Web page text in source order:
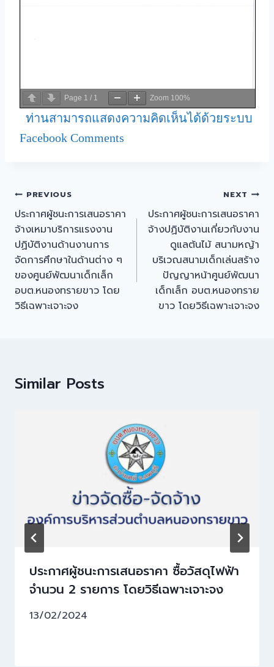
Page 1 / 1 Zoom 100%
ท่านสามารถแสดงความคิดเห็นได้ด้วยระบบ
Facebook Comments
PREVIOUS
ประกาศผู้ชนะการเสนอราคา
จ้างเหมาบริการแรงงาน
ปฏิบัติงานด้านงานการ
จัดการศึกษาในด้านต่าง ๆ
ของศูนย์พัฒนาเด็กเล็ก
อบต.หนองทรายขาว โดย
วิธีเฉพาะเจาะจง
NEXT
ประกาศผู้ชนะการเสนอราคา
จ้างปฏิบัติงานเกี่ยวกับงาน
ดูแลต้นไม้ สนามหญ้า
บริเวณสนามเด็กเล่นสร้าง
ปัญญาหน้าศูนย์พัฒนา
เด็กเล็ก อบต.หนองทราย
ขาว โดยวิธีเฉพาะเจาะจง
Similar Posts
ประกาศผู้ชนะการเสนอราคา ซื้อวัสดุไฟฟ้า
จำนวน 2 รายการ โดยวิธีเฉพาะเจาะจง
13/02/2024